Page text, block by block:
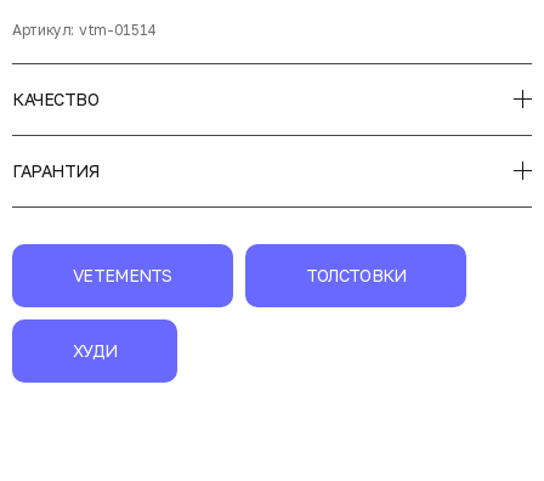
Артикул: vtm-01514
КАЧЕСТВО
ГАРАНТИЯ
VETEMENTS ТОЛСТОВКИ
ХУДИ